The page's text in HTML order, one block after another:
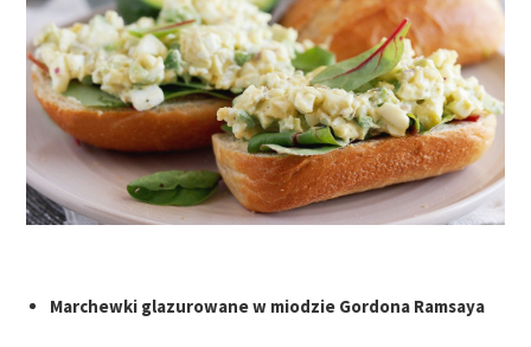
Marchewki glazurowane w miodzie Gordona Ramsaya